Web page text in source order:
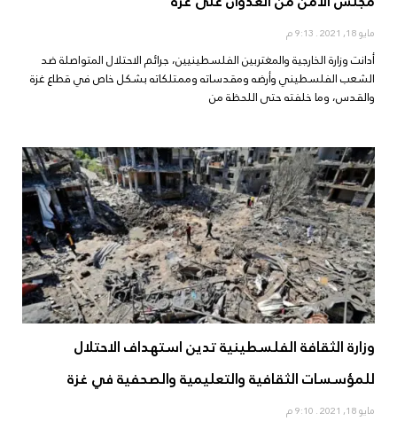
مايو 18, 2021
أدانت وزارة الخارجية والمغتربين الفلسطينيين، جرائم الاحتلال المتواصلة ضد
الشعب الفلسطيني وأرضه ومقدساته وممتلكاته بشكل خاص في قطاع غزة
والقدس، وما خلفته حتى اللحظة من
وزارة الثقافة الفلسطينية تدين استهداف الاحتلال
للمؤسسات الثقافية والتعليمية والصحفية في غزة
مايو 18, 2021